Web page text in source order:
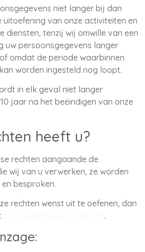
niet langer bij dan
van onze activiteiten en
diensten, tenzij wij omwille van een
uw persoonsgegevens langer
omdat de periode waarbinnen
worden ingesteld nog loopt.
in elk geval niet langer
jaar na het beëindigen van onze
heeft u?
rechten aangaande de
wij van u verwerken, ze worden
besproken.
rechten wenst uit te oefenen, dan
.